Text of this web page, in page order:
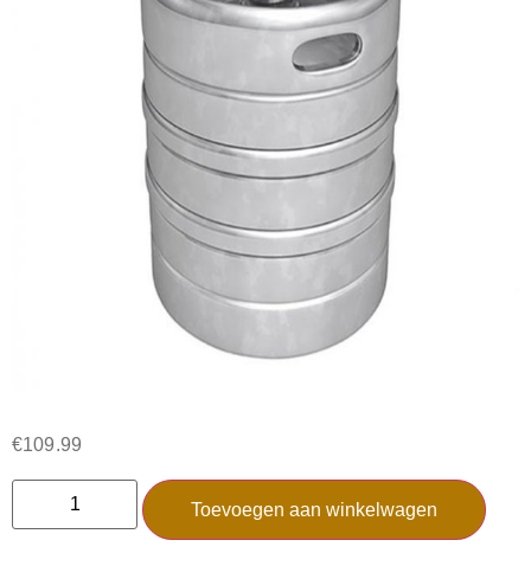
€109.99
Toevoegen aan winkelwagen